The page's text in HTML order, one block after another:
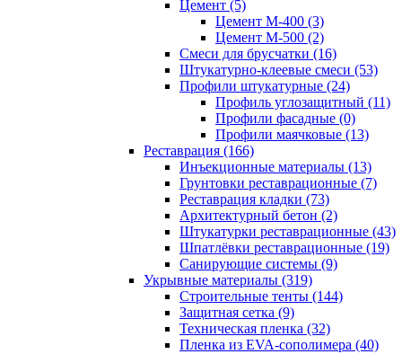
Цемент (5)
Цемент М-400 (3)
Цемент М-500 (2)
Смеси для брусчатки (16)
Штукатурно-клеевые смеси (53)
Профили штукатурные (24)
Профиль углозащитный (11)
Профили фасадные (0)
Профили маячковые (13)
Реставрация (166)
Инъекционные материалы (13)
Грунтовки реставрационные (7)
Реставрация кладки (73)
Архитектурный бетон (2)
Штукатурки реставрационные (43)
Шпатлёвки реставрационные (19)
Санирующие системы (9)
Укрывные материалы (319)
Строительные тенты (144)
Защитная сетка (9)
Техническая пленка (32)
Пленка из EVA-сополимера (40)